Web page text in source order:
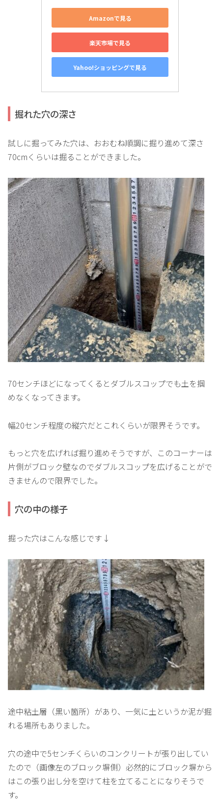
Amazonで見る
楽天市場で見る
Yahoo!ショッピングで見る
掘れた穴の深さ
試しに掘ってみた穴は、おおむね順調に掘り進めて深さ
70cmくらいは掘ることができました。
70センチほどになってくるとダブルスコップでも土を掴
めなくなってきます。
幅20センチ程度の縦穴だとこれくらいが限界そうです。
もっと穴を広げれば掘り進めそうですが、このコーナーは
片側がブロック壁なのでダブルスコップを広げることがで
きませんので限界でした。
穴の中の様子
掘った穴はこんな感じです↓
途中粘土層（黒い箇所）があり、一気に土というか泥が掘
れる場所もありました。
穴の途中で5センチくらいのコンクリートが張り出してい
たので（画像左のブロック塀側）必然的にブロック塀から
はこの張り出し分を空けて柱を立てることになりそうで
す。